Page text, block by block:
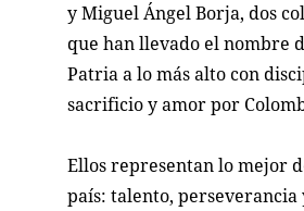
y Miguel Ángel Borja, dos
que han llevado el nombre
Patria a lo más alto con
sacrificio y amor por
Ellos representan lo mejor
país: talento, perseverancia